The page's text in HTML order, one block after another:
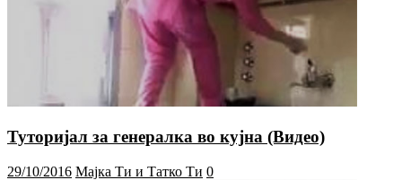
Туторијал за генералка во кујна (Видео)
29/10/2016 Мајка Ти и Татко Ти 0